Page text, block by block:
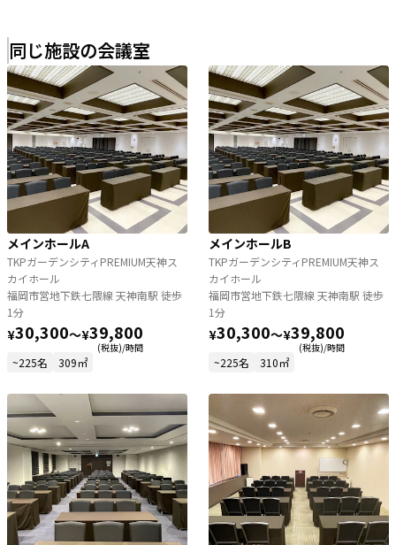
同じ施設の会議室
メインホールA
TKPガーデンシティPREMIUM天神ス
カイホール
福岡市営地下鉄七隈線 天神南駅 徒歩
1分
¥30,300〜¥39,800
(税抜)/時間
~225名 309㎡
メインホールB
TKPガーデンシティPREMIUM天神ス
カイホール
福岡市営地下鉄七隈線 天神南駅 徒歩
1分
¥30,300〜¥39,800
(税抜)/時間
~225名 310㎡